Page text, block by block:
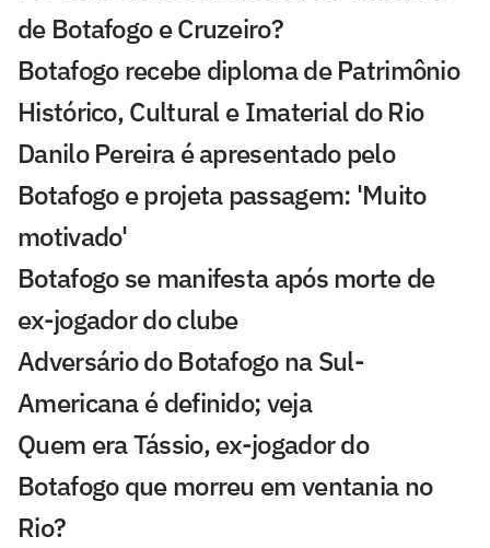
de Botafogo e Cruzeiro?
Botafogo recebe diploma de Patrimônio
Histórico, Cultural e Imaterial do Rio
Danilo Pereira é apresentado pelo
Botafogo e projeta passagem: 'Muito
motivado'
Botafogo se manifesta após morte de
ex-jogador do clube
Adversário do Botafogo na Sul-
Americana é definido; veja
Quem era Tássio, ex-jogador do
Botafogo que morreu em ventania no
Rio?